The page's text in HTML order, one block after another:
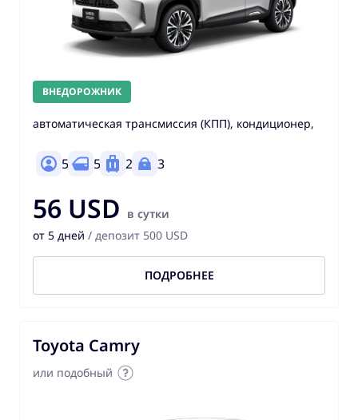
ВНЕДОРОЖНИК
автоматическая трансмиссия (КПП), кондиционер,
5 5 2 3
56 USD в сутки
от 5 дней / депозит 500 USD
ПОДРОБНЕЕ
Toyota Camry
или подобный